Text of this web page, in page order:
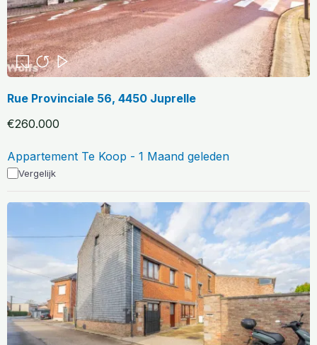
Rue Provinciale 56, 4450 Juprelle
€260.000
Appartement Te Koop - 1 Maand geleden
Vergelijk